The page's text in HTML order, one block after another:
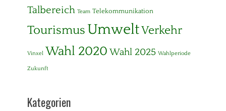
Talbereich Team Telekommunikation
TourismusUmweltVerkehr
Vinxel Wahl 2020 Wahl 2025 Wahlperiode
Zukunft
Kategorien